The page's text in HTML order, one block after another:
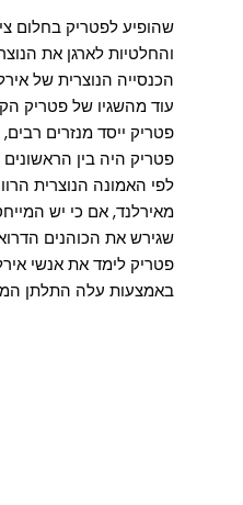
שהופיע לפטריק בחלום
והחלטיות לארגן את
הכנסייה הנוצרית של
עוד מהשגיו של פטריק
פטריק ייסד מנזרים רבים,
פטריק היה בין
לפי האמונה הנוצרית
מאירלנד, אם כי יש
שגירש את הכוהנים
פטריק לימד את אנשי
באמצעות עלה התלתן